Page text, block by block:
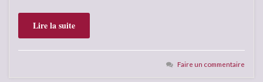
Lire la suite
Faire un commentaire